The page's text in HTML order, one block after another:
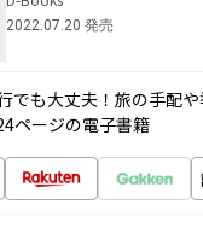
2022.07.20 発売
でも大丈夫！旅の手配
ページの電子書籍